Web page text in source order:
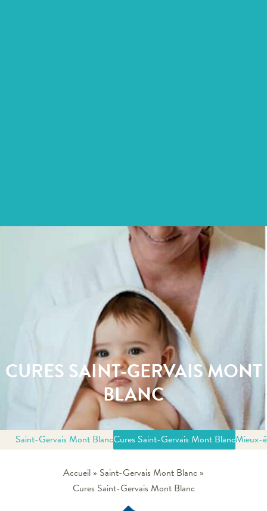
CURES SAINT-GERVAIS MONT
BLANC
Saint-Gervais Mont BlancCures Saint-Gervais Mont BlancMieux-
Accueil » Saint-Gervais Mont Blanc »
Cures Saint-Gervais Mont Blanc